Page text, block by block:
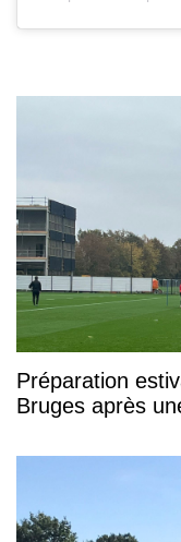
Préparation
Bruges après